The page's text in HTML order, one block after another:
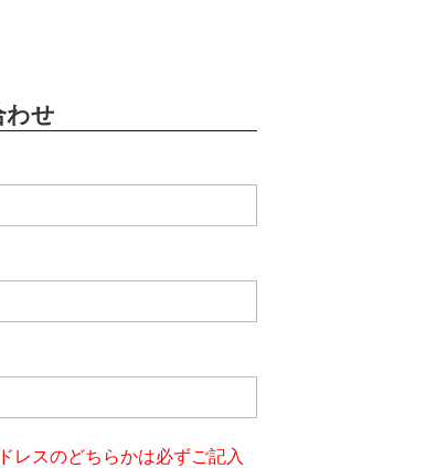
わせ
レスのどちらかは必ずご記入